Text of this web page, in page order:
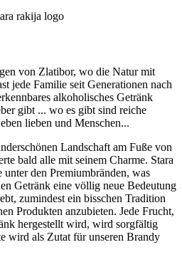
von Zlatibor, wo die Natur mit
jede Familie seit Generationen nach
alkoholisches Getränk
gibt ... wo es gibt sind reiche
lieben und Menschen...
Landschaft am Fuße von
bald alle mit seinem Charme. Stara
den Premiumbränden, was
Getränk eine völlig neue Bedeutung
zumindest ein bisschen Tradition
Produkten anzubieten. Jede Frucht,
hergestellt wird, wird sorgfältig
wird als Zutat für unseren Brandy